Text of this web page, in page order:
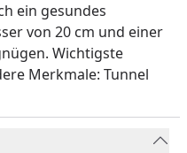
ein gesundes
von 20 cm und einer
Wichtigste
Merkmale: Tunnel